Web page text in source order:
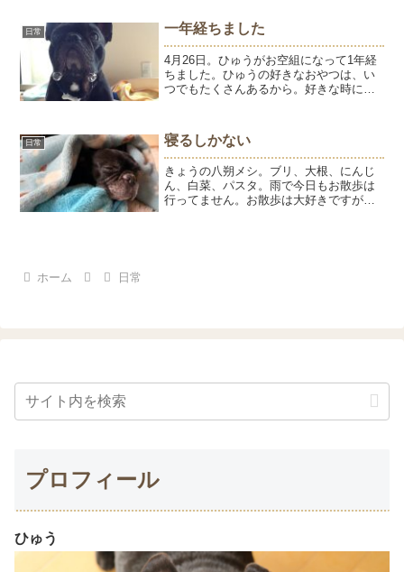
きてきたかな～～～？この投稿を
Instagramで見...
日常 一年経ちました
4月26日。ひゅうがお空組になって1年経
ちました。ひゅうの好きなおやつは、い
つでもたくさんあるから。好きな時にい
た。お花が咲くのかな？楽しみです。25
日は、とうちゃん...
日常 寝るしかない
きょうの八朔メシ。ブリ、大根、にんじ
ん、白菜、パスタ。雨で今日もお散歩は
行ってません。お散歩は大好きですが、
ホーム 日常
プロフィール
ひゅう